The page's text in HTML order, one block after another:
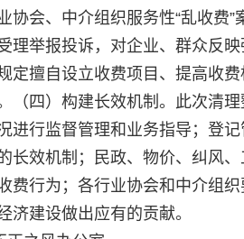
会、中介组织服务性“乱收费”
理举报投诉，对企业、群众反
擅自设立收费项目、提高收
（四）构建长效机制。此次清
进行监督管理和业务指导；登
长效机制；民政、物价、纠风
费行为；各行业协会和中介组
为洛阳经济建设做出